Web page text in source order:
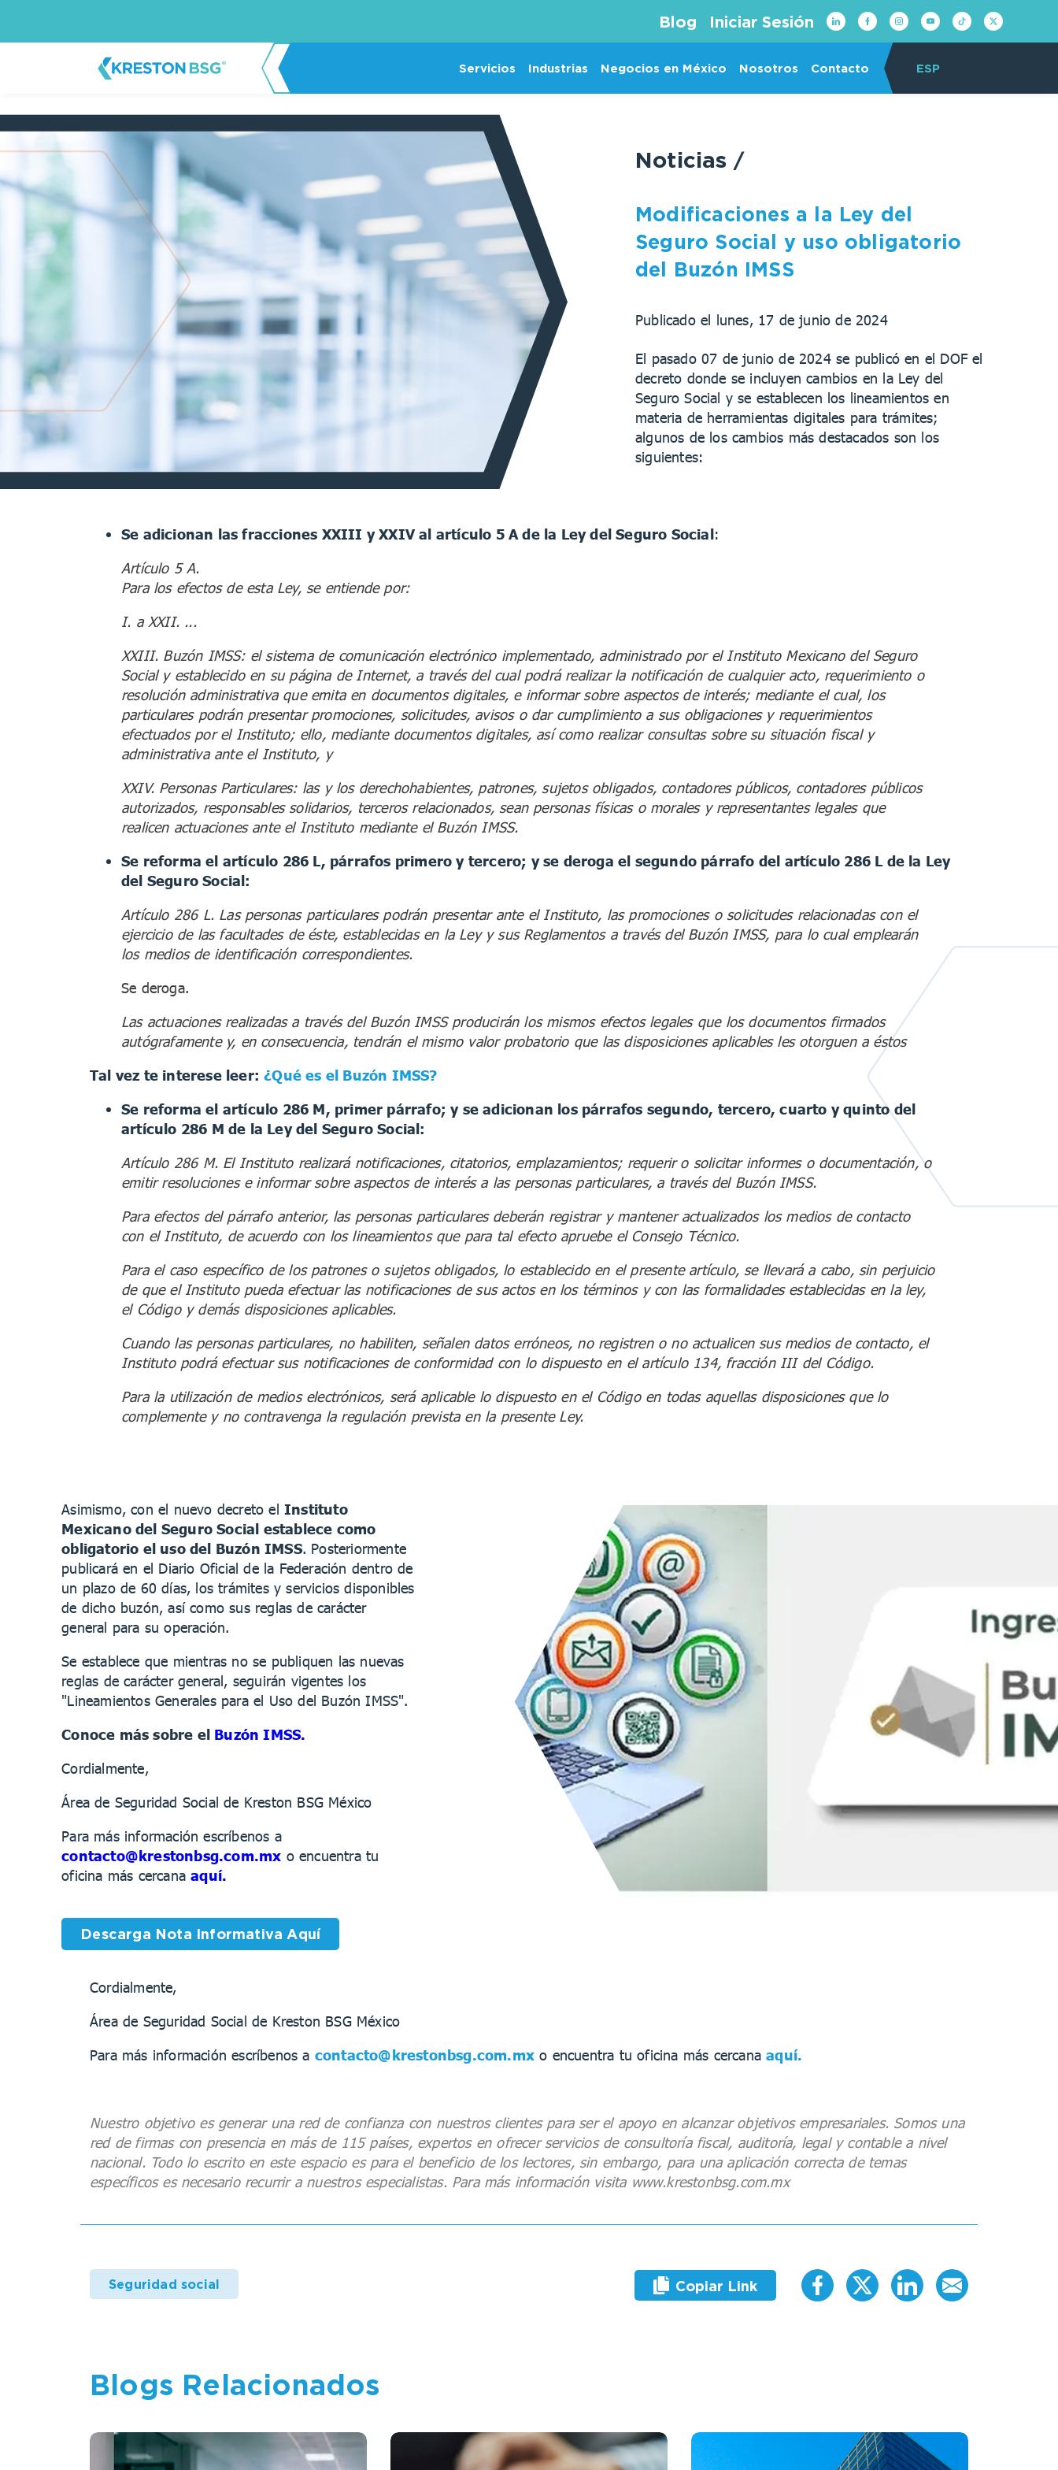
Blog Iniciar Sesión
Servicios Industrias Negocios en México Nosotros Contacto ESP
Noticias /
Modificaciones a la Ley del
Seguro Social y uso obligatorio
del Buzón IMSS
Publicado el lunes, 17 de junio de 2024
El pasado 07 de junio de 2024 se publicó en el DOF el
decreto donde se incluyen cambios en la Ley del
Seguro Social y se establecen los lineamientos en
materia de herramientas digitales para trámites;
algunos de los cambios más destacados son los
siguientes:
Se adicionan las fracciones XXIII y XXIV al artículo 5 A de la Ley del Seguro Social:
Artículo 5 A.
Para los efectos de esta Ley, se entiende por:
I. a XXII. ...
XXIII. Buzón IMSS: el sistema de comunicación electrónico implementado, administrado por el Instituto Mexicano del Seguro
Social y establecido en su página de Internet, a través del cual podrá realizar la notificación de cualquier acto, requerimiento o
resolución administrativa que emita en documentos digitales, e informar sobre aspectos de interés; mediante el cual, los
particulares podrán presentar promociones, solicitudes, avisos o dar cumplimiento a sus obligaciones y requerimientos
efectuados por el Instituto; ello, mediante documentos digitales, así como realizar consultas sobre su situación fiscal y
administrativa ante el Instituto, y
XXIV. Personas Particulares: las y los derechohabientes, patrones, sujetos obligados, contadores públicos, contadores públicos
autorizados, responsables solidarios, terceros relacionados, sean personas físicas o morales y representantes legales que
realicen actuaciones ante el Instituto mediante el Buzón IMSS.
Se reforma el artículo 286 L, párrafos primero y tercero; y se deroga el segundo párrafo del artículo 286 L de la Ley
del Seguro Social:
Artículo 286 L. Las personas particulares podrán presentar ante el Instituto, las promociones o solicitudes relacionadas con el
ejercicio de las facultades de éste, establecidas en la Ley y sus Reglamentos a través del Buzón IMSS, para lo cual emplearán
los medios de identificación correspondientes.
Se deroga.
Las actuaciones realizadas a través del Buzón IMSS producirán los mismos efectos legales que los documentos firmados
autógrafamente y, en consecuencia, tendrán el mismo valor probatorio que las disposiciones aplicables les otorguen a éstos
Tal vez te interese leer:¿Qué es el Buzón IMSS?
Se reforma el artículo 286 M, primer párrafo; y se adicionan los párrafos segundo, tercero, cuarto y quinto del
artículo 286 M de la Ley del Seguro Social:
Artículo 286 M. El Instituto realizará notificaciones, citatorios, emplazamientos; requerir o solicitar informes o documentación, o
emitir resoluciones e informar sobre aspectos de interés a las personas particulares, a través del Buzón IMSS.
Para efectos del párrafo anterior, las personas particulares deberán registrar y mantener actualizados los medios de contacto
con el Instituto, de acuerdo con los lineamientos que para tal efecto apruebe el Consejo Técnico.
Para el caso específico de los patrones o sujetos obligados, lo establecido en el presente artículo, se llevará a cabo, sin perjuicio
de que el Instituto pueda efectuar las notificaciones de sus actos en los términos y con las formalidades establecidas en la ley,
el Código y demás disposiciones aplicables.
Cuando las personas particulares, no habiliten, señalen datos erróneos, no registren o no actualicen sus medios de contacto, el
Instituto podrá efectuar sus notificaciones de conformidad con lo dispuesto en el artículo 134, fracción III del Código.
Para la utilización de medios electrónicos, será aplicable lo dispuesto en el Código en todas aquellas disposiciones que lo
complemente y no contravenga la regulación prevista en la presente Ley.
Asimismo, con el nuevo decreto el Instituto
Mexicano del Seguro Social establece como
obligatorio el uso del Buzón IMSS. Posteriormente
publicará en el Diario Oficial de la Federación dentro de
un plazo de 60 días, los trámites y servicios disponibles
de dicho buzón, así como sus reglas de carácter
general para su operación.
Se establece que mientras no se publiquen las nuevas
reglas de carácter general, seguirán vigentes los
"Lineamientos Generales para el Uso del Buzón IMSS".
Conoce más sobre el Buzón IMSS.
Cordialmente,
Área de Seguridad Social de Kreston BSG México
Para más información escríbenos a
contacto@krestonbsg.com.mx o encuentra tu
oficina más cercanaaquí.
Descarga Nota Informativa Aquí
Cordialmente,
Área de Seguridad Social de Kreston BSG México
Para más información escríbenos a contacto@krestonbsg.com.mx o encuentra tu oficina más cercanaaquí.
Nuestro objetivo es generar una red de confianza con nuestros clientes para ser el apoyo en alcanzar objetivos empresariales. Somos una
red de firmas con presencia en más de 115 países, expertos en ofrecer servicios de consultoría fiscal, auditoría, legal y contable a nivel
nacional. Todo lo escrito en este espacio es para el beneficio de los lectores, sin embargo, para una aplicación correcta de temas
específicos es necesario recurrir a nuestros especialistas. Para más información visita www.krestonbsg.com.mx
Seguridad social Copiar Link
Blogs Relacionados